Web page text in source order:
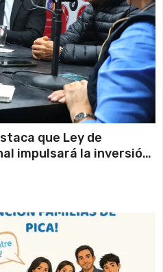
que Ley de
impulsará la inversión